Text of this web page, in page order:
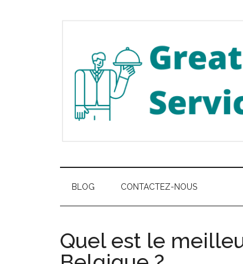
Great
Service
meilleurs
services
BLOG CONTACTEZ-NOUS
Quel est le